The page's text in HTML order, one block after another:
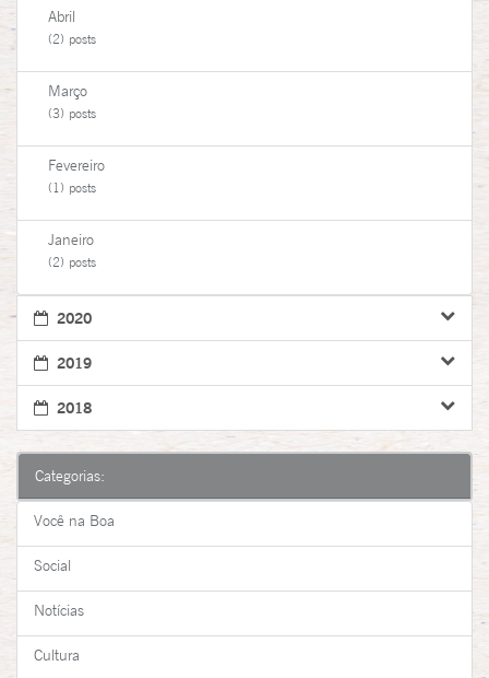
Abril
(2) posts
Março
(3) posts
Fevereiro
(1) posts
Janeiro
(2) posts
2020
2019
2018
Categorias:
Você na Boa
Social
Notícias
Cultura